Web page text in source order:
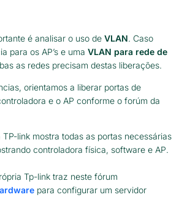
é analisar o uso de VLAN. Caso
para os AP’s e uma VLAN para rede de
as redes precisam destas liberações.
orientamos a liberar portas de
e o AP conforme o forúm da
TP-link mostra todas as portas necessárias
controladora física, software e AP.
Tp-link traz neste fórum
para configurar um servidor